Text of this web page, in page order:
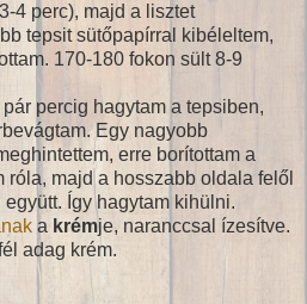
4 perc), majd a lisztet
tepsit sütőpapírral kibéleltem,
170-180 fokon sült 8-9
percig hagytam a tepsiben,
Egy nagyobb
erre borítottam a
róla, majd a hosszabb oldala felől
Így hagytam kihülni.
a krémje, naranccsal ízesítve.
adag krém.